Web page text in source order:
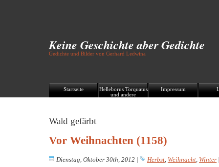
Keine Geschichte aber Gedichte
Gedichte und Bilder von Gerhard Ledwina
Startseite
Helleborus Torquatus
und andere
Impressum
Wald gefärbt
Vor Weihnachten (1158)
Dienstag, Oktober 30th, 2012 | Herbst, Weihnacht, Winter